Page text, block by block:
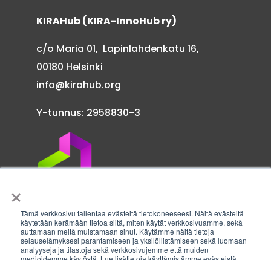
×
Tämä verkkosivu tallentaa evästeitä tietokoneeseesi. Näitä evästeitä
käytetään kerämään tietoa siitä, miten käytät verkkosivuamme, sekä
auttamaan meitä muistamaan sinut. Käytämme näitä tietoja
selauselämyksesi parantamiseen ja yksilöllistämiseen sekä luomaan
analyyseja ja tilastoja sekä verkkosivujemme että muiden
KIRAHub (KIRA-InnoHub ry)
c/o Maria 01, Lapinlahdenkatu 16,
00180 Helsinki
info@kirahub.org
Y-tunnus: 2958830-3
Tilaa uutiskirje